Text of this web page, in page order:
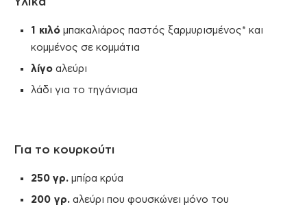
1 κιλό μπακαλιάρος παστός ξαρμυρισμένος* και
κομμένος σε κομμάτια
λίγο αλεύρι
λάδι για το τηγάνισμα
Για το κουρκούτι
250 γρ. μπίρα κρύα
200 γρ. αλεύρι που φουσκώνει μόνο του